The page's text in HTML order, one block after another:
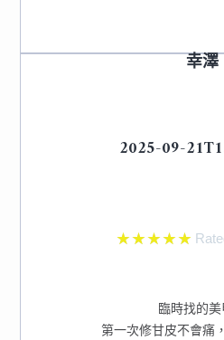
幸澤
2025-09-
★★★★★
臨時找的
第一次修甘皮不會痛